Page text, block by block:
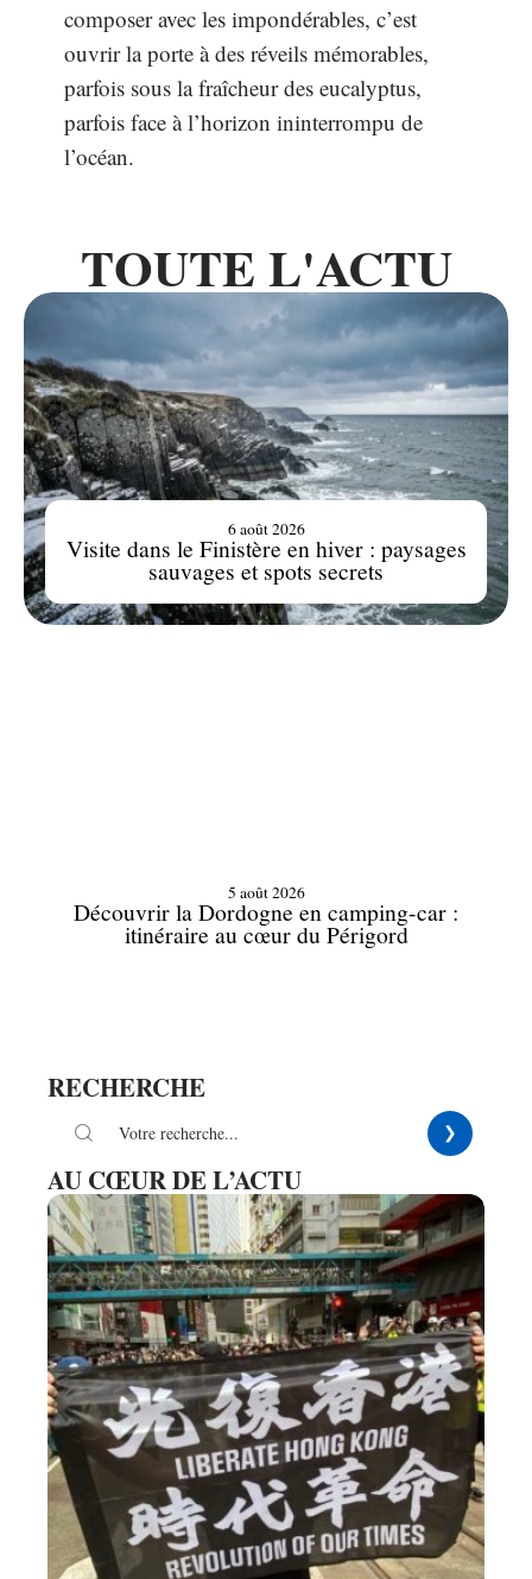
composer avec les impondérables, c’est
ouvrir la porte à des réveils mémorables,
parfois sous la fraîcheur des eucalyptus,
parfois face à l’horizon ininterrompu de
l’océan.
TOUTE L'ACTU
Visite dans le Finistère en hiver : paysages
sauvages et spots secrets
6 août 2026
Découvrir la Dordogne en camping-car :
itinéraire au cœur du Périgord
5 août 2026
RECHERCHE
AU CŒUR DE L’ACTU